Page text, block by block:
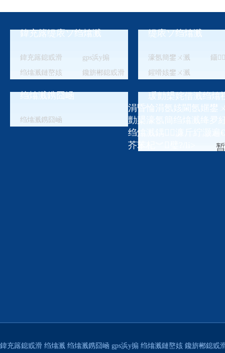
鍏充簬缇庡ソ绉熻溅
鍏充簬鎴戜滑
gps浜у搧
绉熻溅鏈嶅姟
鑱旂郴鎴戜滑
缇庡ソ绉熻溅
濠氬簡鐢ㄨ溅
鑷
鍟嗗姟鐢ㄨ溅
绉熻溅鎸囧崡
绉熻溅鎸囧崡
瑗勯槼姹借溅绉熻
涓昏惀涓氬姟閫氬嫟鐢
勯槼濠氬簡绉熻溅绛夛
绉熻溅鍝濂斤紵灏遍
芥苯杞︾璧?/li>
鍏充簬鎴戜滑 绉熻溅 绉熻溅鎸囧崡 gps浜у搧 绉熻溅鏈嶅姟 鑱旂郴鎴戜